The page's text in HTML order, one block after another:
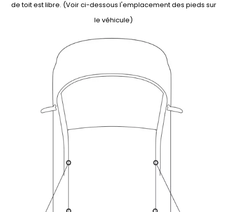
de toit est libre. (Voir ci-dessous l'emplacement des pieds sur
le véhicule)